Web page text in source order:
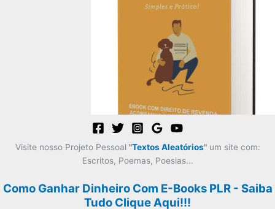
Visite nosso Projeto Pessoal "Textos Aleatórios"um site com:
Escritos, Poemas, Poesias...
Como Ganhar Dinheiro Com E-Books PLR - Saiba
Tudo Clique Aqui!!!